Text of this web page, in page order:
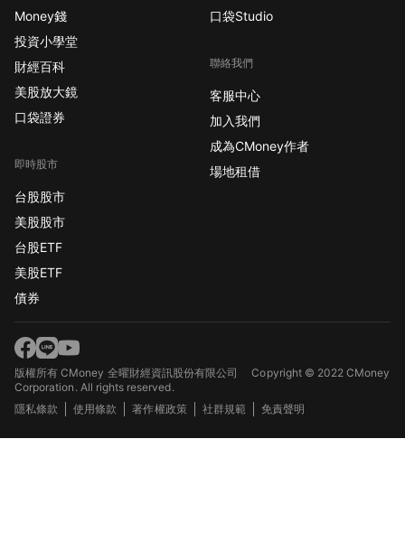
Money錢
投資小學堂
財經百科
美股放大鏡
口袋證券
即時股市
台股股市
美股股市
台股ETF
美股ETF
債券
口袋Studio
聯絡我們
客服中心
加入我們
成為CMoney作者
場地租借
版權所有 CMoney 全曜財經資訊股份有限公司Copyright © 2022 CMoney
Corporation. All rights reserved.
隱私條款
使用條款 著作權政策 社群規範 免責聲明